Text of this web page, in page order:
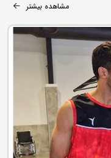
مشاهده بیشتر